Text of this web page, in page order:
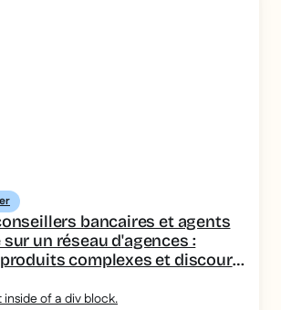
bancaires et agents
un réseau d'agences :
complexes et discours
inside of a div block.